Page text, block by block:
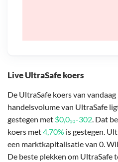
Live UltraSafe koers
De UltraSafe koers van vandaag
handelsvolume van UltraSafe
gestegen met $0,0₁₀-302. Dat
koers met4,70% is gestegen.
een marktkapitalisatie van 0.
De beste plekken om UltraSafe